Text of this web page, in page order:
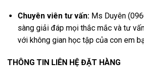
Chuyên viên tư vấn:Ms Duyên
sàng giải đáp mọi thắc mắc và tư
với không gian học tập của con em
THÔNG TIN LIÊN HỆ ĐẶT HÀNG